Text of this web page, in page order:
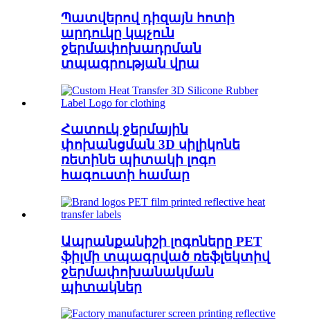
Պատվերով դիզայն հոտի
արդուկը կպչուն
ջերմափոխադրման
տպագրության վրա
Հատուկ ջերմային
փոխանցման 3D սիլիկոնե
ռետինե պիտակի լոգո
հագուստի համար
Ապրանքանիշի լոգոները PET
ֆիլմի տպագրված ռեֆլեկտիվ
ջերմափոխանակման
պիտակներ